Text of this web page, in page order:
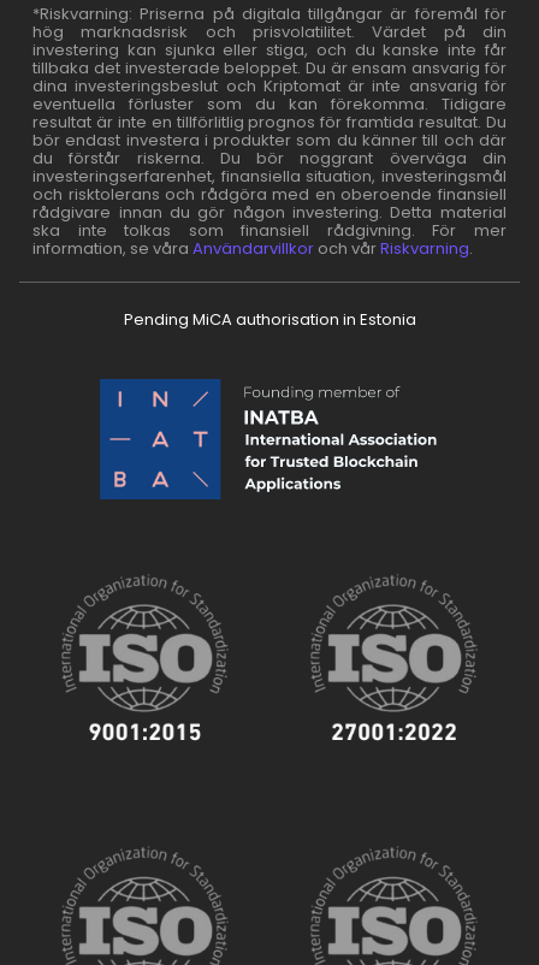
*Riskvarning: Priserna på digitala tillgångar är föremål för
hög marknadsrisk och prisvolatilitet. Värdet på din
investering kan sjunka eller stiga, och du kanske inte får
tillbaka det investerade beloppet. Du är ensam ansvarig för
dina investeringsbeslut och Kriptomat är inte ansvarig för
eventuella förluster som du kan förekomma. Tidigare
resultat är inte en tillförlitlig prognos för framtida resultat. Du
bör endast investera i produkter som du känner till och där
du förstår riskerna. Du bör noggrant överväga din
investeringserfarenhet, finansiella situation, investeringsmål
och risktolerans och rådgöra med en oberoende finansiell
rådgivare innan du gör någon investering. Detta material
ska inte tolkas som finansiell rådgivning. För mer
information, se våraAnvändarvillkor och vårRiskvarning.
Pending MiCA authorisation in Estonia